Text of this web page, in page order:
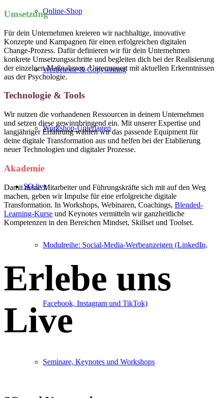
Online-Shop
Werbetexte & Copywriting
Workshop-Unterlagen
SO.live
Modulreihe: Social-Media-Werbeanzeigen (LinkedIn,
Facebook, Instagram und TikTok)
Seminare, Keynotes und Workshops
Umsetzung
Für dein Unternehmen kreieren wir nachhaltige, innovative
Konzepte und Kampagnen für einen erfolgreichen digitalen
Change-Prozess. Dafür definieren wir für dein Unternehmen
konkrete Umsetzungsschritte und begleiten dich bei der Realisierung
der einzelnen Maßnahmen. Untermauert mit aktuellen Erkenntnissen
aus der Psychologie.
Technologie & Tools
Wir nutzen die vorhandenen Ressourcen in deinem Unternehmen
und setzen diese gewinnbringend ein. Mit unserer Expertise und
langjähriger Erfahrung wählen wir das passende Equipment für
deine digitale Transformation aus und helfen bei der Etablierung
neuer Technologien und digitaler Prozesse.
Akademie
Damit deine Mitarbeiter und Führungskräfte sich mit auf den Weg
machen, geben wir Impulse für eine erfolgreiche digitale
Transformation. In Workshops, Webinaren, Coachings, Blended-
Learning-Kurse und Keynotes vermitteln wir ganzheitliche
Kompetenzen in den Bereichen Mindset, Skillset und Toolset.
Erlebe uns
Live